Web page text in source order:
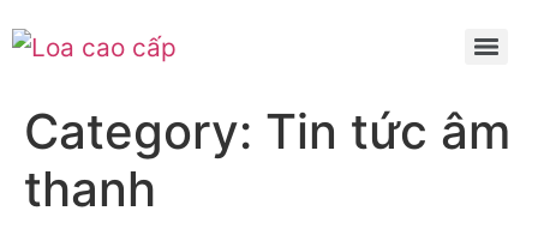
Category: Tin tức âm
thanh